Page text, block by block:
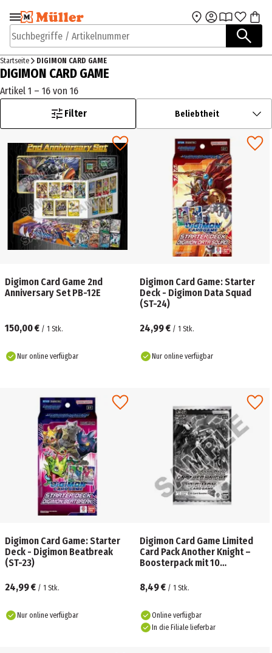
Zur Navigation
springen
Zum Hauptinhalt
Suchbegriffe / Artikelnummer
Startseite DIGIMON CARD GAME
DIGIMON CARD GAME
Artikel 1 – 16 von 16
Filter
Beliebtheit
Digimon Card Game 2nd
Anniversary Set PB-12E
150,00 € / 1 Stk.
Nur online verfügbar
Digimon Card Game: Starter
Deck - Digimon Data Squad
(ST-24)
24,99 € / 1 Stk.
Nur online verfügbar
Digimon Card Game: Starter
Deck - Digimon Beatbreak
(ST-23)
24,99 € / 1 Stk.
Nur online verfügbar
Digimon Card Game Limited
Card Pack Another Knight –
Boosterpack mit 10
8,49 € / 1 Stk.
Online verfügbar
In die Filiale lieferbar